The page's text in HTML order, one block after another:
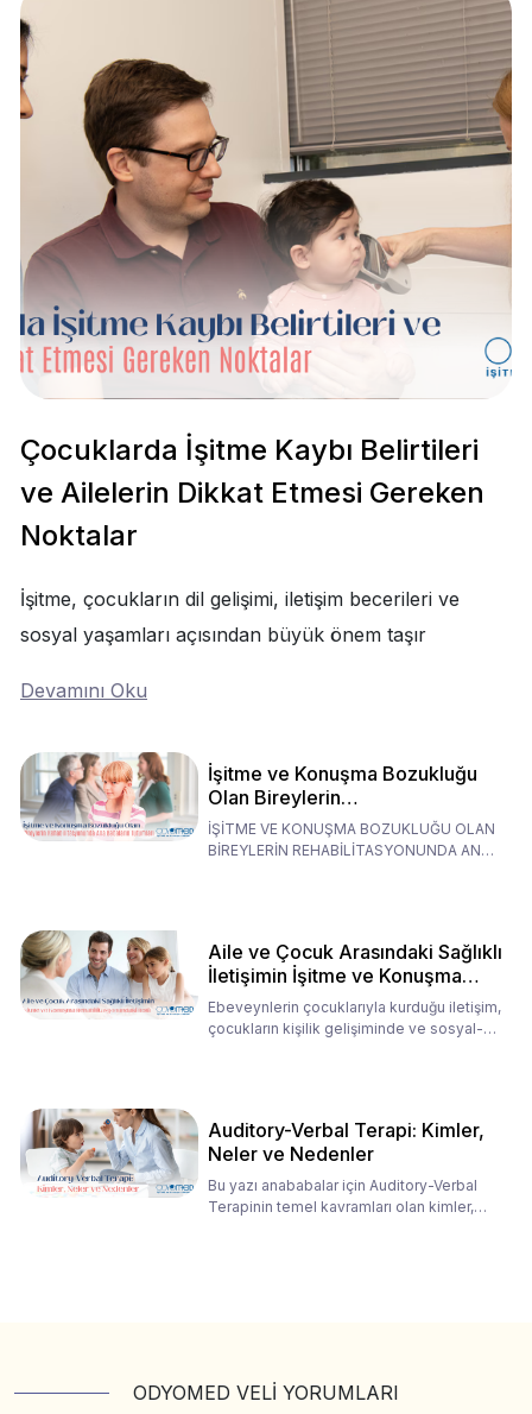
Çocuklarda İşitme Kaybı Belirtileri
ve Ailelerin Dikkat Etmesi Gereken
Noktalar
İşitme, çocukların dil gelişimi, iletişim becerileri ve
sosyal yaşamları açısından büyük önem taşır
Devamını Oku
İşitme ve Konuşma Bozukluğu
Olan Bireylerin
Rehabilitasyonunda Ana
Babaların Tutumları
İŞİTME VE KONUŞMA BOZUKLUĞU OLAN
BİREYLERİN REHABİLİTASYONUNDA ANA
Aile ve Çocuk Arasındaki Sağlıklı
İletişimin İşitme ve Konuşma
Rehabilitasyonundaki Rolü
Ebeveynlerin çocuklarıyla kurduğu iletişim,
çocukların kişilik gelişiminde ve sosyal-
Auditory-Verbal Terapi: Kimler,
Neler ve Nedenler
Bu yazı anababalar için Auditory-Verbal
Terapinin temel kavramları olan kimler,
ODYOMED VELİ YORUMLARI